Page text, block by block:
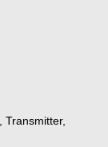
Transmitter,